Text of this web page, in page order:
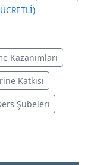
Kazanımları
Katkısı
Şubeleri